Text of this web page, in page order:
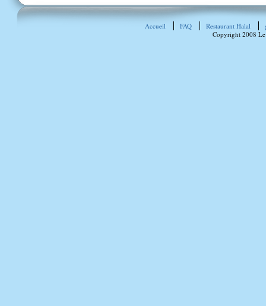
Accueil FAQ Restaurant Halal
Copyright 2008